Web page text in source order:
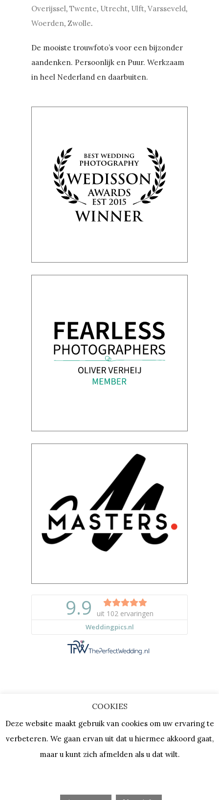
Overijssel,Twente, Utrecht, Ulft,Varsseveld,
Woerden, Zwolle.
De mooiste trouwfoto’s voor een bijzonder
aandenken. Persoonlijk en Puur. Werkzaam
in heel Nederland en daarbuiten.
| KVK: 64667154 |Vacatures
COOKIES
Deze website maakt gebruik van cookies om uw ervaring te
verbeteren. We gaan ervan uit dat u hiermee akkoord gaat,
maar u kunt zich afmelden als u dat wilt.